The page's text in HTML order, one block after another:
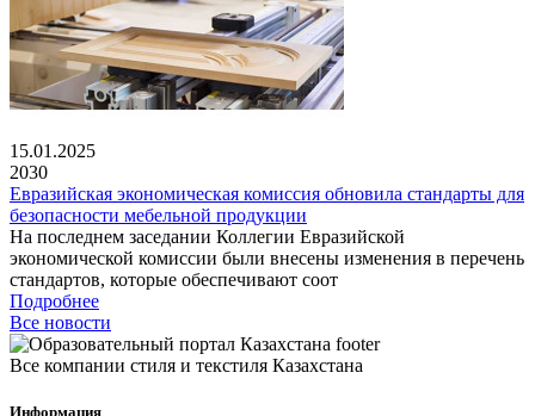
15.01.2025
2030
Евразийская экономическая комиссия обновила стандарты для
безопасности мебельной продукции
На последнем заседании Коллегии Евразийской
экономической комиссии были внесены изменения в перечень
стандартов, которые обеспечивают соот
Подробнее
Все новости
Все компании стиля и текстиля Казахстана
Информация